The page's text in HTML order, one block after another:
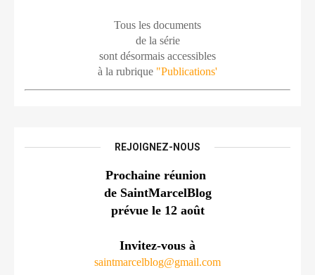
Tous les documents
de la série
sont désormais accessibles
à la rubrique "Publications'
REJOIGNEZ-NOUS
Prochaine réunion
de SaintMarcelBlog
prévue le 12 août
Invitez-vous à
saintmarcelblog@gmail.com